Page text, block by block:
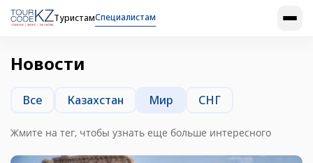
ТуристамСпециалистам
Новости
Все Казахстан Мир СНГ
Жмите на тег, чтобы узнать еще больше интересного